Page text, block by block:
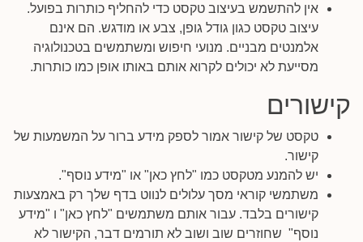
אין להתשמש בעיצוב טקסט כדי להחליף כותרות בפועל.
עיצוב טקסט כגון גודל גופן, צבע או מודגש. הם אינם
אלמנטים מבניים. מנועי חיפוש ומשתמשים בטכנולוגיה
מסייעת לא יכולים לקרוא אותם באותו אופן כמו כותרות.
קישורים
טקסט של קישור אמור לספק מידע ברור על המשמעות של
קישור.
יש להמנע מטקסט כמו "לחץ כאן" או "מידע נוסף".
משתמשי קוראי מסך עלולים לנווט בדף שלך רק באמצעות
קישורים בלבד. עבור אותם משתמשים "לחץ כאן" ו "מידע
נוסף" שחוזרים שוב ושוב לא תורמים דבר, הקישור לא